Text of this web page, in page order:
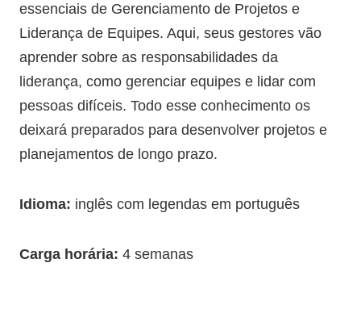
essenciais de Gerenciamento de Projetos e
Liderança de Equipes. Aqui, seus gestores vão
aprender sobre as responsabilidades da
liderança, como gerenciar equipes e lidar com
pessoas difíceis. Todo esse conhecimento os
deixará preparados para desenvolver projetos e
planejamentos de longo prazo.
Idioma: inglês com legendas em português
Carga horária: 4 semanas